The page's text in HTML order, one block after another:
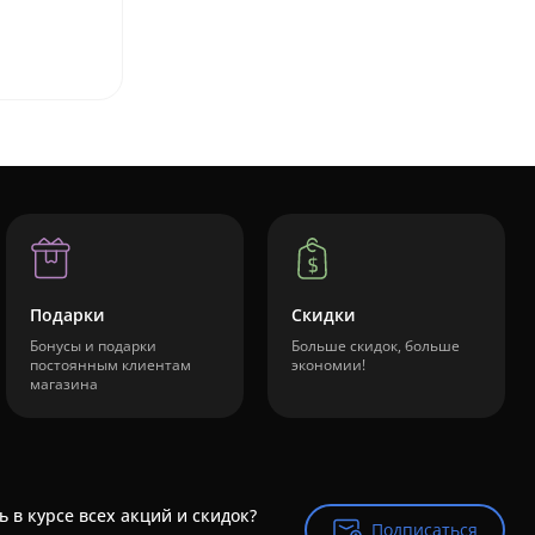
Подарки
Бонусы и подарки
постоянным клиентам
магазина
Скидки
Больше скидок, больше
экономии!
в курсе всех акций и скидок?
Подписаться
Подписаться